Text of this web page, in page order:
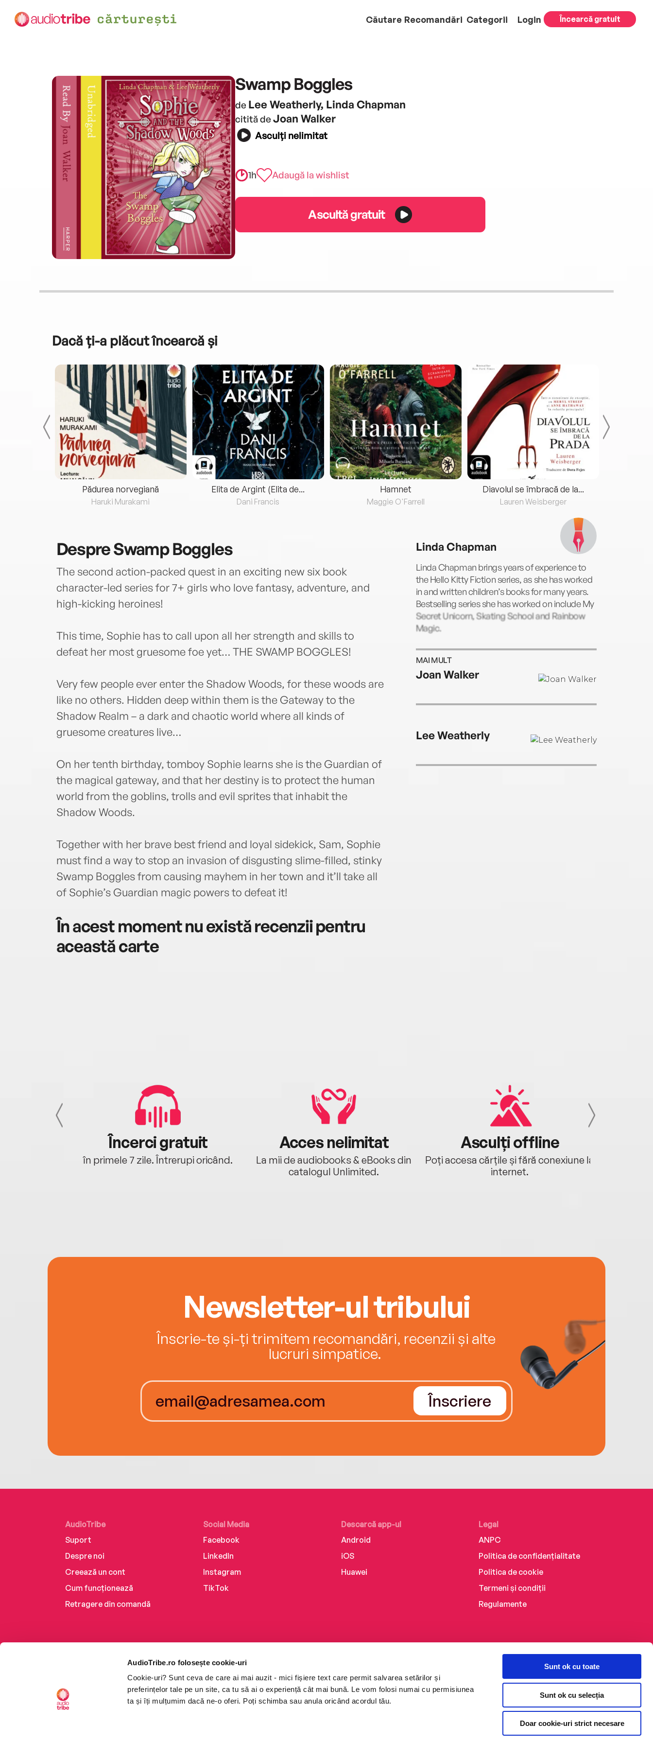
AudioTribe.ro folosește cookie-uri
Cookie-uri? Sunt ceva de care ai mai auzit - mici fișiere text care permit salvarea setărilor și
preferințelor tale pe un site, ca tu să ai o experiență cât mai bună. Le vom folosi numai cu permisiunea
ta și îți mulțumim dacă ne-o oferi. Poți schimba sau anula oricând acordul tău.
Sunt ok cu toate
Sunt ok cu selecția
Doar cookie-uri strict necesare
Căutare Recomandări Categorii Login Încearcă gratuit
Swamp Boggles
de Lee Weatherly, Linda Chapman
citită de Joan Walker
Asculți nelimitat
1h Adaugă la wishlist
Ascultă gratuit
Dacă ți-a plăcut încearcă și
Pădurea norvegiană
Haruki Murakami
Elita de Argint (Elita de...
Dani Francis
Hamnet
Maggie O'Farrell
Diavolul se îmbracă de la...
Lauren Weisberger
DespreSwamp Boggles
The second action-packed quest in an exciting new six book
character-led series for 7+ girls who love fantasy, adventure, and
high-kicking heroines!
This time, Sophie has to call upon all her strength and skills to
defeat her most gruesome foe yet… THE SWAMP BOGGLES!
Very few people ever enter the Shadow Woods, for these woods are
like no others. Hidden deep within them is the Gateway to the
Shadow Realm – a dark and chaotic world where all kinds of
gruesome creatures live…
On her tenth birthday, tomboy Sophie learns she is the Guardian of
the magical gateway, and that her destiny is to protect the human
world from the goblins, trolls and evil sprites that inhabit the
Shadow Woods.
Together with her brave best friend and loyal sidekick, Sam, Sophie
must find a way to stop an invasion of disgusting slime-filled, stinky
Swamp Boggles from causing mayhem in her town and it’ll take all
of Sophie’s Guardian magic powers to defeat it!
În acest moment nu există recenzii pentru
această carte
Linda Chapman
Linda Chapman brings years of experience to
the Hello Kitty Fiction series, as she has worked
in and written children’s books for many years.
Bestselling series she has worked on include My
Secret Unicorn, Skating School and Rainbow
Magic.
MAI MULT
Joan Walker
Lee Weatherly
Încerci gratuit
în primele 7 zile. Întrerupi oricând.
Acces nelimitat
La mii de audiobooks & eBooks din
catalogul Unlimited.
Asculți offline
Poți accesa cărțile și fără conexiune la
internet.
Newsletter-ul tribului
Înscrie-te și-ți trimitem recomandări, recenzii și alte
lucruri simpatice.
Înscriere
AudioTribe
Suport
Despre noi
Creează un cont
Cum funcționează
Retragere din comandă
Social Media
Facebook
LinkedIn
Instagram
TikTok
Descarcă app-ul
Android
iOS
Huawei
Legal
ANPC
Politica de confidențialitate
Politica de cookie
Termeni și condiții
Regulamente